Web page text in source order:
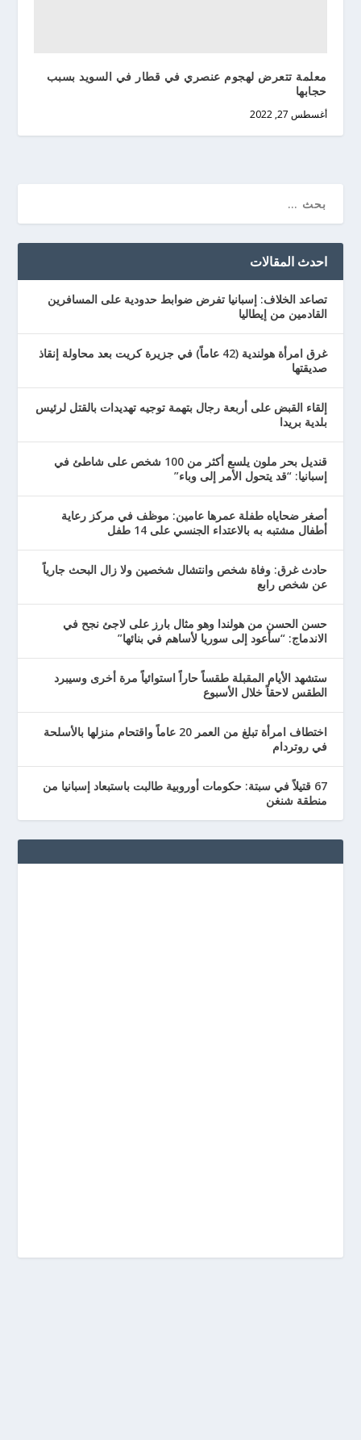
معلمة تتعرض لهجوم عنصري في قطار في السويد بسبب
حجابها
أغسطس 27, 2022
احدث المقالات
تصاعد الخلاف: إسبانيا تفرض ضوابط حدودية على المسافرين
القادمين من إيطاليا
غرق امرأة هولندية (42 عاماً) في جزيرة كريت بعد محاولة إنقاذ
صديقتها
إلقاء القبض على أربعة رجال بتهمة توجيه تهديدات بالقتل لرئيس
بلدية بريدا
قنديل بحر ملون يلسع أكثر من 100 شخص على شاطئ في
إسبانيا: “قد يتحول الأمر إلى وباء”
أصغر ضحاياه طفلة عمرها عامين: موظف في مركز رعاية
أطفال مشتبه به بالاعتداء الجنسي على 14 طفل
حادث غرق: وفاة شخص وانتشال شخصين ولا زال البحث جارياً
عن شخص رابع
حسن الحسن من هولندا وهو مثال بارز على لاجئ نجح في
الاندماج: “سأعود إلى سوريا لأساهم في بنائها”
ستشهد الأيام المقبلة طقساً حاراً استوائياً مرة أخرى وسيبرد
الطقس لاحقاً خلال الأسبوع
اختطاف امرأة تبلغ من العمر 20 عاماً واقتحام منزلها بالأسلحة
في روتردام
67 قتيلاً في سبتة: حكومات أوروبية طالبت باستبعاد إسبانيا من
منطقة شنغن